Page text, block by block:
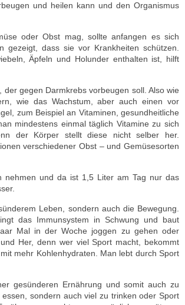
und heilen kann und den Organismus
oder Obst mag, sollte anfangen es sich
gezeigt, dass sie vor Krankheiten schützen.
Äpfeln und Holunder enthalten ist, hilft
gegen Darmkrebs vorbeugen soll. Also wie
wie das Wachstum, aber auch einen vor
zum Beispiel an Vitaminen, gesundheitliche
mindestens einmal täglich Vitamine zu sich
der Körper stellt diese nicht selber her.
verschiedener Obst – und Gemüsesorten
nehmen und da ist 1,5 Liter am Tag nur das
Leben, sondern auch die Bewegung.
das Immunsystem in Schwung und baut
Mal in der Woche joggen zu gehen oder
Her, denn wer viel Sport macht, bekommt
mehr Kohlenhydraten. Man lebt durch Sport
gesünderen Ernährung und somit auch zu
sondern auch viel zu trinken oder Sport